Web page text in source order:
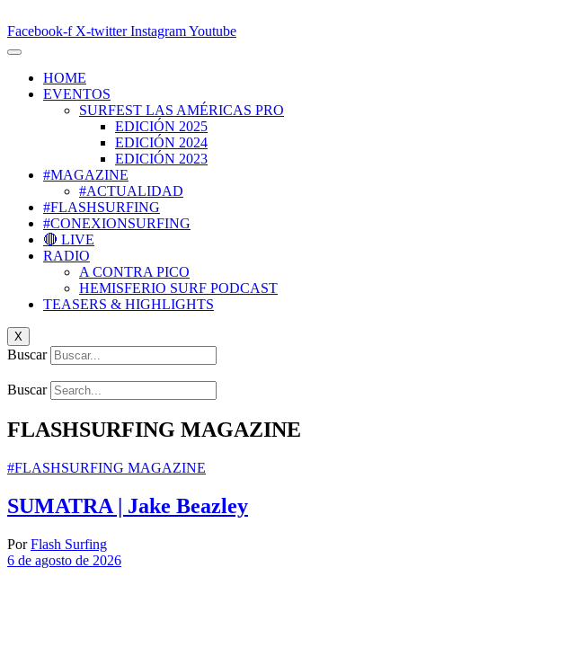
Facebook-f X-twitter InstagramYoutube
HOME
EVENTOS
SURFEST LAS AMÉRICAS PRO
EDICIÓN 2025
EDICIÓN 2024
EDICIÓN 2023
#MAGAZINE
#ACTUALIDAD
#FLASHSURFING
#CONEXIONSURFING
🔴 LIVE
RADIO
A CONTRA PICO
HEMISFERIO SURF PODCAST
TEASERS & HIGHLIGHTS
X
Buscar
Buscar
FLASHSURFING MAGAZINE
#FLASHSURFING MAGAZINE
SUMATRA | Jake Beazley
Por Flash Surfing
6 de agosto de 2026